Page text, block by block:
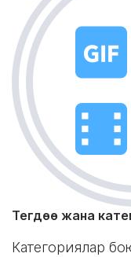
Тегдөө жана
Категориялар